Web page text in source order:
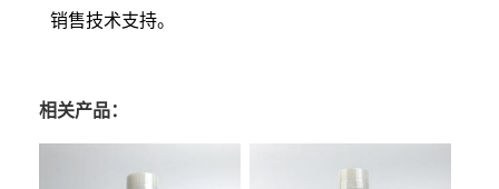
销售技术支持。
相关产品：